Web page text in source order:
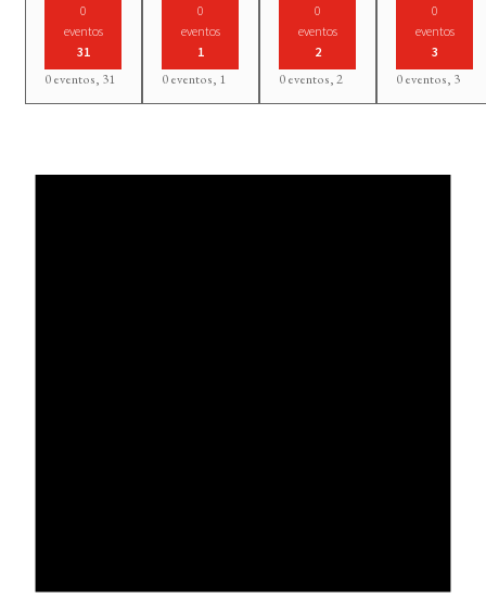
0
eventos
31
0 eventos, 31
0
eventos
1
0 eventos, 1
0
eventos
2
0 eventos,2
0
eventos
3
0 eventos, 3